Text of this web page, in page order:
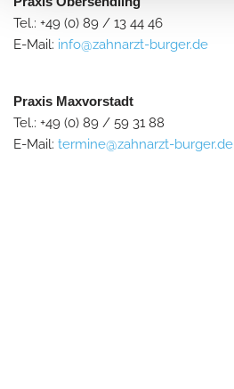
Tel.: +49 (0) 89 / 13 44 46
E-Mail: info@zahnarzt-burger.de
Praxis Maxvorstadt
Tel.: +49 (0) 89 / 59 31 88
E-Mail: termine@zahnarzt-burger.de